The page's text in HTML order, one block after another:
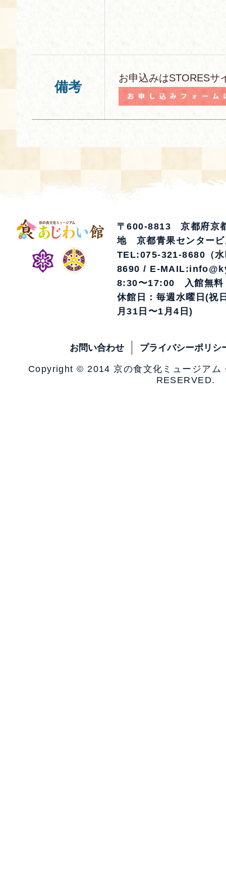
備考
お申込みはSTORESサ
〒600-8813 京都府京
地 京都青果センタービ
TEL:075-321-8680（
8690 / E-
8:30〜17:00 入館無料
休館日：毎週水曜日(祝
月31日〜1月4日)
お問い合わせ プライバシーポリシ
Copyright © 2014 京の食文化ミュージア
RESERVED.